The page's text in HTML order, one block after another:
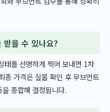
받을 수 있나요?
태를 선명하게 찍어 보내면 1차
종 가격은 실물 확인 후 무브먼트
종합해 결정됩니다.